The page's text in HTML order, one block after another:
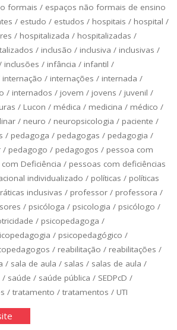
formais / espaços não formais de ensino
/ estudo / estudos / hospitais / hospital /
/ hospitalizada / hospitalizadas /
/ inclusão / inclusiva / inclusivas /
inclusões / infância / infantil /
internação / internações / internada /
/ internados / jovem / jovens / juvenil /
/ Lucon / médica / medicina / médico /
/ neuro / neuropsicologia / paciente /
/ pedagoga / pedagogas / pedagogia /
/ pedagogo / pedagogos / pessoa com
Deficiência / pessoas com deficiências
individualizado / políticas / políticas
inclusivas / professor/ professora /
/ psicóloga / psicologia / psicólogo /
/ psicopedagoga /
/ psicopedagógico /
/ reabilitação / reabilitações /
/ sala de aula / salas / salas de aula /
/ saúde / saúde pública / SEDPcD /
/ tratamento / tratamentos / UTI
"Classe